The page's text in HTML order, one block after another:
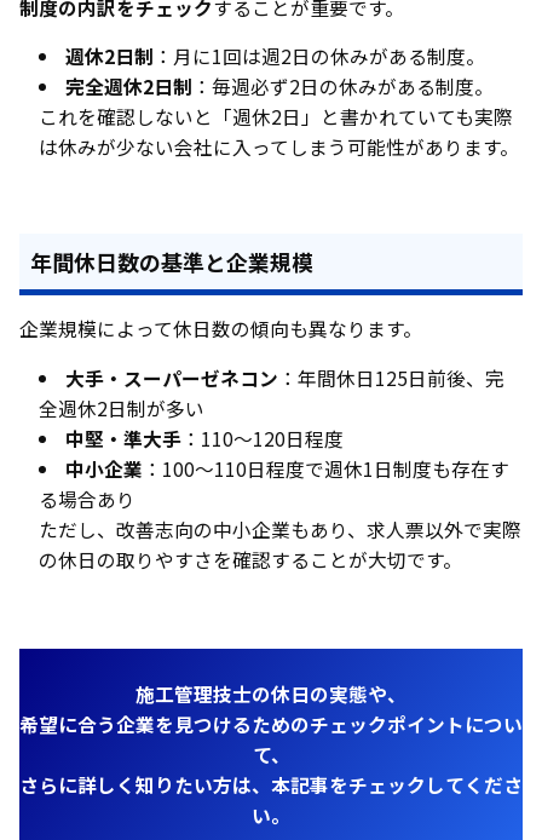
制度の内訳をチェックすることが重要です。
週休2日制 ：月に1回は週2日の休みがある制度。
完全週休2日制 ：毎週必ず2日の休みがある制度。
これを確認しないと「週休2日」と書かれていても実際
は休みが少ない会社に入ってしまう可能性があります。
年間休日数の基準と企業規模
企業規模によって休日数の傾向も異なります。
大手・スーパーゼネコン ：年間休日125日前後、完
全週休2日制が多い
中堅・準大手 ：110〜120日程度
中小企業 ：100〜110日程度で週休1日制度も存在す
る場合あり
ただし、改善志向の中小企業もあり、求人票以外で実際
の休日の取りやすさを確認することが大切です。
施工管理技士の休日の実態や、
希望に合う企業を見つけるためのチェックポイントについ
て、
さらに詳しく知りたい方は、本記事をチェックしてくださ
い。